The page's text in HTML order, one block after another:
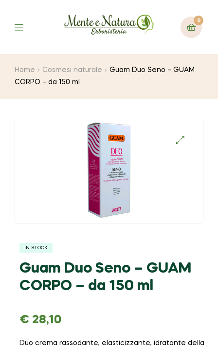
0
Home Cosmesi naturale
Guam Duo Seno – GUAM
CORPO – da 150 ml
IN STOCK
Guam Duo Seno – GUAM
CORPO – da 150 ml
€ 28,10
Duo crema rassodante, elasticizzante, idratante della